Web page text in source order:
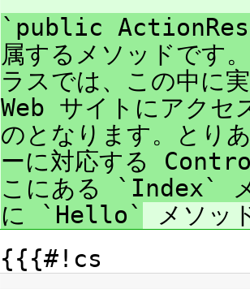
`public
属するメソッドで
ラスでは、この中に
Web サイトにアクセ
のとなります。とり
ーに対応する
こにある `Index` メ
に `Hello`
メソッ
{{{#!cs